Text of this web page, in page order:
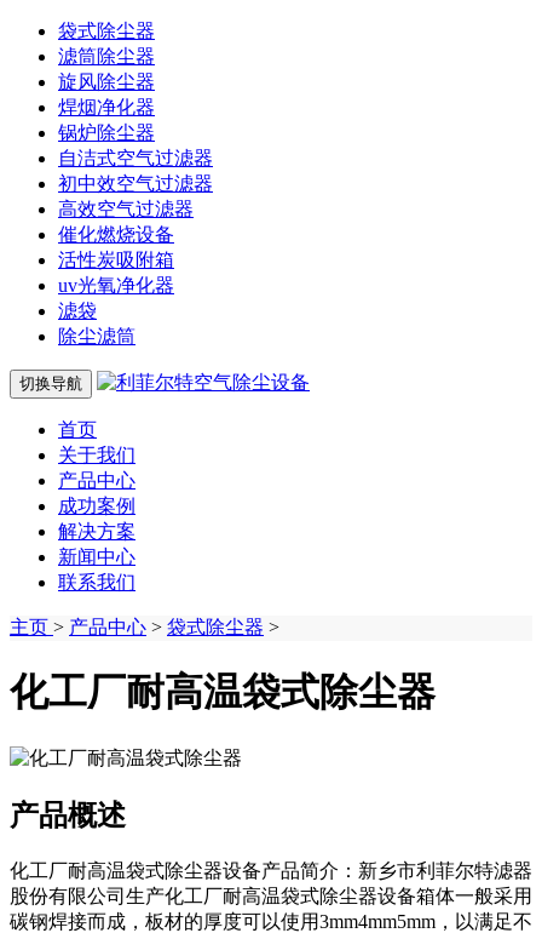
袋式除尘器
滤筒除尘器
旋风除尘器
焊烟净化器
锅炉除尘器
自洁式空气过滤器
初中效空气过滤器
高效空气过滤器
催化燃烧设备
活性炭吸附箱
uv光氧净化器
滤袋
除尘滤筒
切换导航
首页
关于我们
产品中心
成功案例
解决方案
新闻中心
联系我们
主页 > 产品中心 > 袋式除尘器 >
化工厂耐高温袋式除尘器
产品概述
化工厂耐高温袋式除尘器设备产品简介：新乡市利菲尔特滤器
股份有限公司生产化工厂耐高温袋式除尘器设备箱体一般采用
碳钢焊接而成，板材的厚度可以使用3mm4mm5mm，以满足不